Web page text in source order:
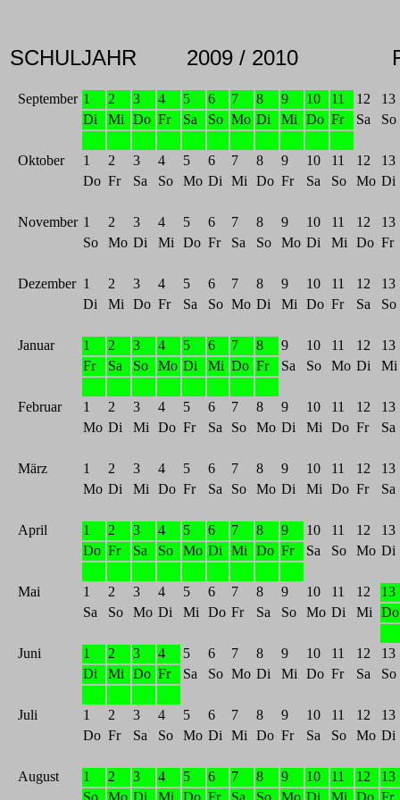
SCHULJAHR 2009 /
September 1 2 3 4 5 6 7 8 9 10 11 12
13
Di
Mi Do Fr Sa So Mo Di Mi Do Fr Sa So
Oktober 1 2 3 4 5 6 7 8 9 10 11 12
13
Do Fr Sa So Mo Di Mi Do Fr Sa So Mo Di
November 1 2 3 4 5 6 7 8 9 10 11 12
13
So
Mo Di Mi Do Fr Sa So Mo Di Mi Do Fr
Dezember 1 2 3 4 5 6 7 8 9 10 11 12
13
Di
Mi Do Fr Sa So Mo Di Mi Do Fr Sa So
Januar 1 2 3 4 5 6 7 8 9 10 11 12
13
Fr
Sa So Mo Di Mi Do Fr Sa So Mo Di Mi
Februar 1 2 3 4 5 6 7 8 9 10 11 12
13
Mo Di Mi Do Fr Sa So Mo Di Mi Do Fr Sa
März 1 2 3 4 5 6 7 8 9 10 11 12
13
Mo Di Mi Do Fr Sa So Mo Di Mi Do Fr Sa
April 1 2 3 4 5 6 7 8 9 10 11 12
13
Do Fr Sa So Mo Di Mi Do Fr Sa So Mo Di
Mai 1 2 3 4 5 6 7 8 9 10 11 12
13
Sa
So Mo Di Mi Do Fr Sa So Mo Di Mi Do
Juni 1 2 3 4 5 6 7 8 9 10 11 12
13
Di
Mi Do Fr Sa So Mo Di Mi Do Fr Sa So
Juli 1 2 3 4 5 6 7 8 9 10 11 12
13
Do Fr Sa So Mo Di Mi Do Fr Sa So Mo Di
August 1 2 3 4 5 6 7 8 9 10 11 12
13
So
Mo Di Mi Do Fr Sa So Mo Di Mi Do Fr